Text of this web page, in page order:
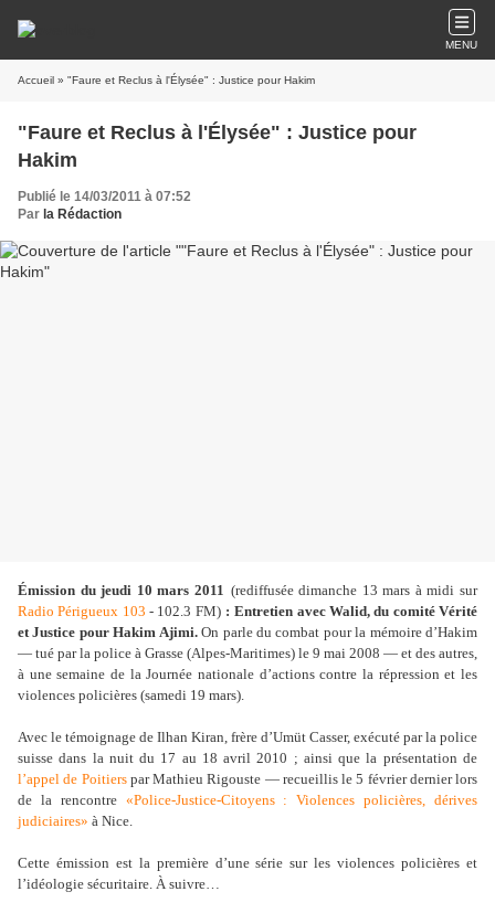
MENU
Accueil » "Faure et Reclus à l'Élysée" : Justice pour Hakim
"Faure et Reclus à l'Élysée" : Justice pour
Hakim
Publié le 14/03/2011 à 07:52
Par la Rédaction
Émission du jeudi 10 mars 2011 (rediffusée dimanche 13 mars à midi sur
Radio Périgueux 103 - 102.3 FM) : Entretien avec Walid, du comité Vérité
et Justice pour Hakim Ajimi.On parle du combat pour la mémoire d’Hakim
— tué par la police à Grasse (Alpes-Maritimes) le 9 mai 2008 — et des autres,
à une semaine de la Journée nationale d’actions contre la répression et les
violences policières (samedi 19 mars).
Avec le témoignage de Ilhan Kiran, frère d’Umüt Casser, exécuté par la police
suisse dans la nuit du 17 au 18 avril 2010 ; ainsi que la présentation de
l’appel de Poitierspar Mathieu Rigouste — recueillis le 5 février dernier lors
de la rencontre «Police-Justice-Citoyens : Violences policières, dérives
judiciaires» à Nice.
Cette émission est la première d’une série sur les violences policières et
l’idéologie sécuritaire. À suivre…